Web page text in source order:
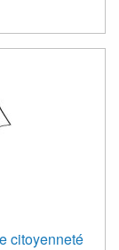
citoyenneté